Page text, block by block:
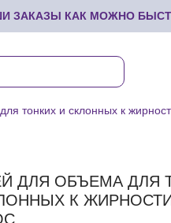
КАК МОЖНО
тонких и склонных к
ДЛЯ ОБЪЕМА ДЛЯ
К